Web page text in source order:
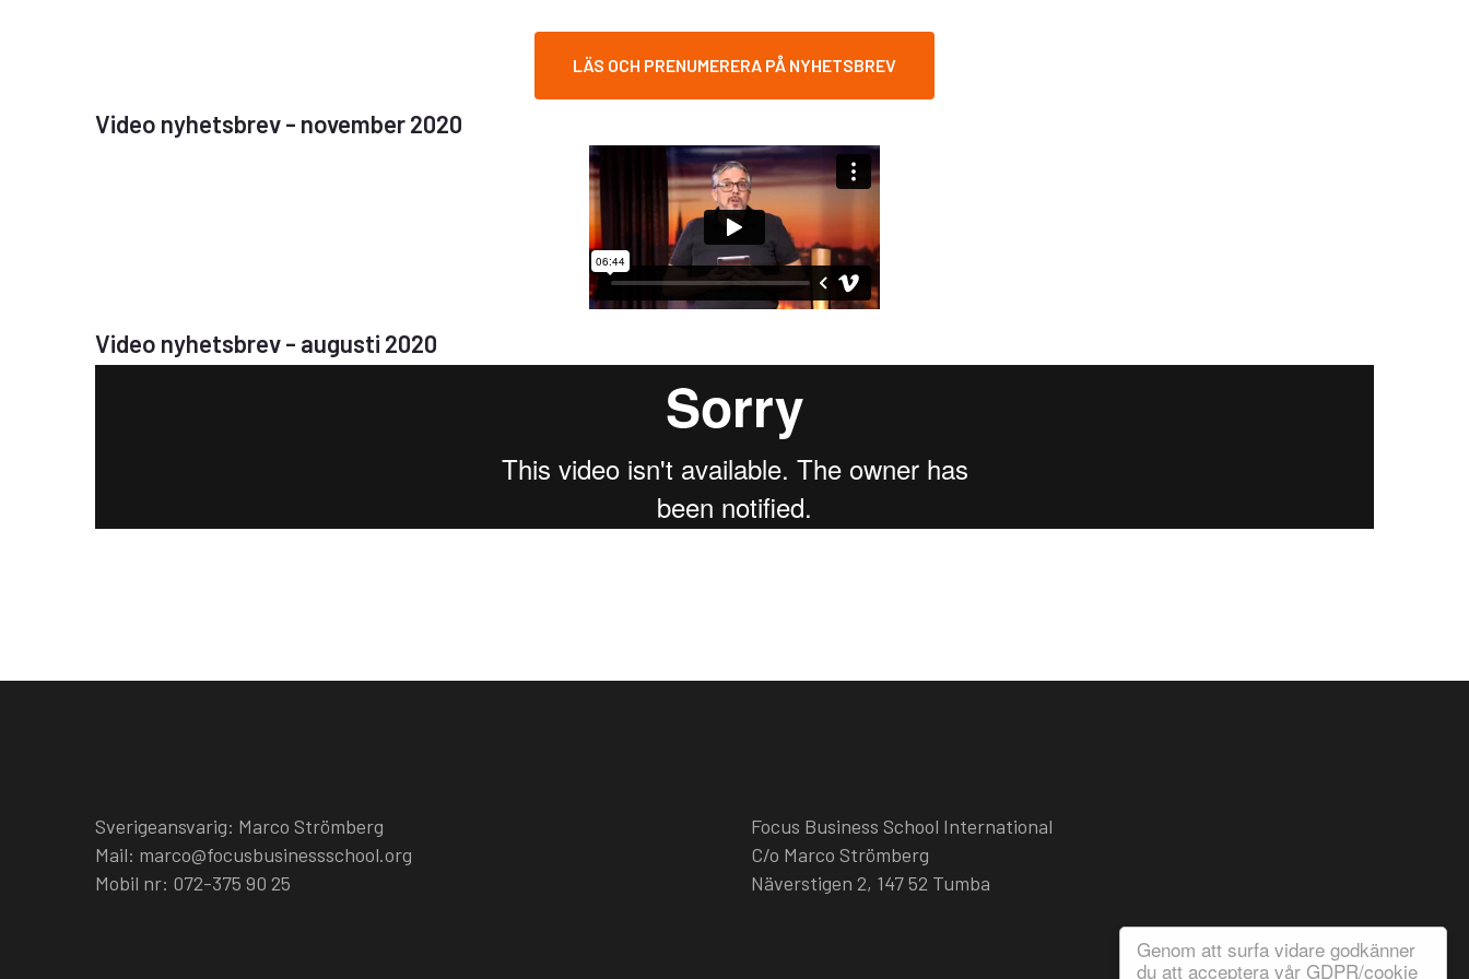
Genom att surfa vidare godkänner
du att acceptera vår GDPR/cookie
LÄS OCH PRENUMERERA PÅ NYHETSBREV
Video nyhetsbrev - november 2020
Video nyhetsbrev - augusti 2020
Sverigeansvarig: Marco Strömberg
Mail: marco@focusbusinessschool.org
Mobil nr: 072-375 90 25
Focus Business School International
C/o Marco Strömberg
Näverstigen 2, 147 52 Tumba